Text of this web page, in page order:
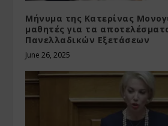
Μήνυμα της Κατερίνας
μαθητές για τα
Πανελλαδικών Εξετάσεων
June 26, 2025